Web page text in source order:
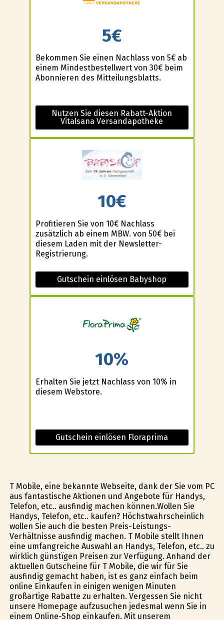
5€
Bekommen Sie einen Nachlass von 5€ ab
einem Mindestbestellwert von 30€ beim
Abonnieren des Mitteilungsblatts.
Nutzen Sie diesen Rabatt-Aktion
Vitalsana Versandapotheke
10€
Profitieren Sie von 10€ Nachlass
zusätzlich ab einem MBW. von 50€ bei
diesem Laden mit der Newsletter-
Registrierung.
Gutschein einlösen Babyshop
10%
Erhalten Sie jetzt Nachlass von 10% in
diesem Webstore.
Gutschein einlösen Floraprima
T Mobile, eine bekannte Webseite, dank der Sie vom PC
aus fantastische Aktionen und Angebote für Handys,
Telefon, etc.. ausfindig machen können.Wollen Sie
Handys, Telefon, etc.. kaufen? Höchstwahrscheinlich
wollen Sie auch die besten Preis-Leistungs-
Verhältnisse ausfindig machen. T Mobile stellt Ihnen
eine umfangreiche Auswahl an Handys, Telefon, etc.. zu
wirklich günstïgen Preisen zur Verfügung. Anhand der
aktuellen Gutscheine für T Mobile, die wir für Sie
ausfindig gemacht haben, ist es ganz einfach beim
online Einkaufen in einigen wenigen Minuten
großartige Rabatte zu erhalten. Vergessen Sie nicht
unsere Homepage aufzusuchen jedesmal wenn Sie in
einem Online-Shop einkaufen. Mit unserem